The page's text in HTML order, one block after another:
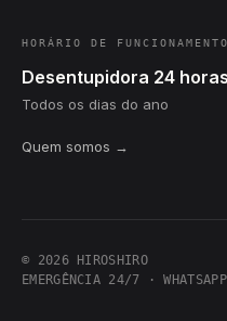
HORÁRIO DE FUNCIONAMENTO
Desentupidora 24 horas
Todos os dias do ano
Quem somos →
© 2026 HIROSHIRO
EMERGÊNCIA 24/7 ·